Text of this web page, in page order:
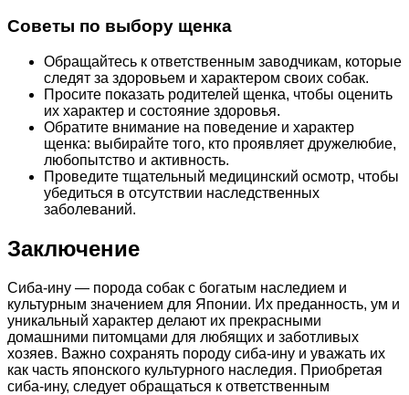
Советы по выбору щенка
Обращайтесь к ответственным заводчикам, которые
следят за здоровьем и характером своих собак.
Просите показать родителей щенка, чтобы оценить
их характер и состояние здоровья.
Обратите внимание на поведение и характер
щенка: выбирайте того, кто проявляет дружелюбие,
любопытство и активность.
Проведите тщательный медицинский осмотр, чтобы
убедиться в отсутствии наследственных
заболеваний.
Заключение
Сиба-ину — порода собак с богатым наследием и
культурным значением для Японии. Их преданность, ум и
уникальный характер делают их прекрасными
домашними питомцами для любящих и заботливых
хозяев. Важно сохранять породу сиба-ину и уважать их
как часть японского культурного наследия. Приобретая
сиба-ину, следует обращаться к ответственным